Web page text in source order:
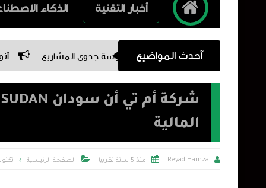
أخبار التقنية الذكاء
آحدث المواضيع
تبدأ بالتخطيط | أهمية دراسة جدوى المشاريع أنواع البطاقات
المالية

Reyad Hamza
 منذ 5 سنة تقريبا  الصفحة الرئيسية